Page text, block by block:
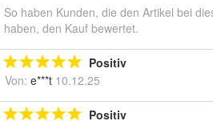
So haben Kunden, die den Artikel bei
haben, den Kauf bewertet.
Positiv
Von: e***t 10.12.25
Positiv